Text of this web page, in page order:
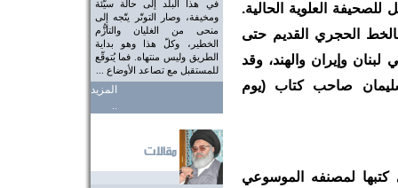
في هذا البلد إلى حالة سيّئة
ومخيفة، وصار التوتّر يتّجه إلى
منحى من الغليان والتأزُّم
الخطير، وكلّ هذا وهو بداية
الطريق وليس منتهاه. فما يُتوقّع
للمستقبل مع تصاعد الأوضاع ...
المزيد
..
للصحيفة العلوية الحالية.
بالخط الحجري القديم حتى
وإيران والهند، وقد
صاحب كتاب (يوم
لمصنفه الموسوعي